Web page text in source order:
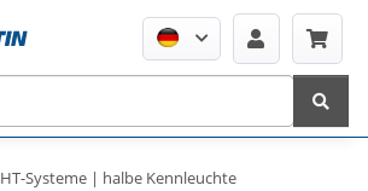
HT-Systeme | halbe Kennleuchte